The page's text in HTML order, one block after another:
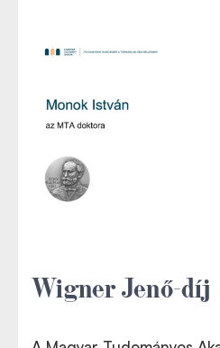
Wigner Jenő-díj